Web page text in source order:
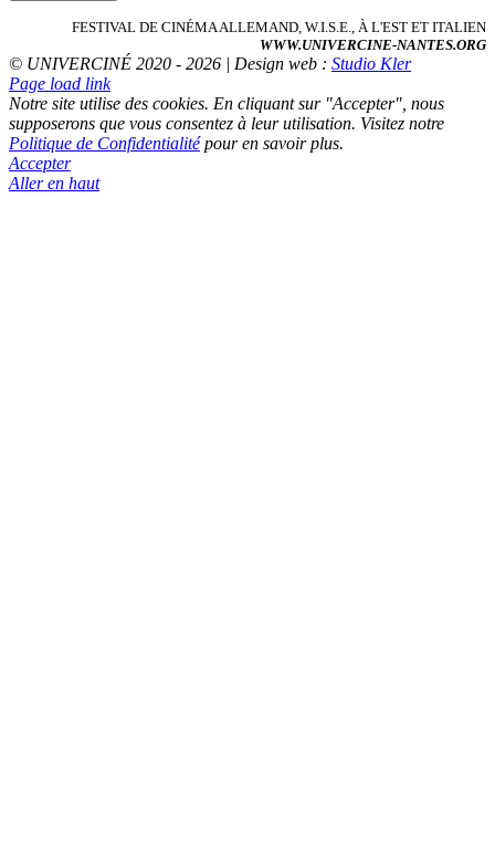
FESTIVAL DE CINÉMA ALLEMAND, W.I.S.E., À L'EST ET ITALIEN
WWW.UNIVERCINE-NANTES.ORG
© UNIVERCINÉ 2020 - 2026 | Design web : Studio Kler
Page load link
Notre site utilise des cookies. En cliquant sur "Accepter", nous
supposerons que vous consentez à leur utilisation. Visitez notre
Politique de Confidentialitépour en savoir plus.
Accepter
Aller en haut